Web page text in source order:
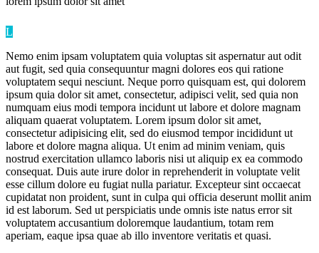
L
Nemo enim ipsam voluptatem quia voluptas sit aspernatur aut odit
aut fugit, sed quia consequuntur magni dolores eos qui ratione
voluptatem sequi nesciunt. Neque porro quisquam est, qui dolorem
ipsum quia dolor sit amet, consectetur, adipisci velit, sed quia non
numquam eius modi tempora incidunt ut labore et dolore magnam
aliquam quaerat voluptatem. Lorem ipsum dolor sit amet,
consectetur adipisicing elit, sed do eiusmod tempor incididunt ut
labore et dolore magna aliqua. Ut enim ad minim veniam, quis
nostrud exercitation ullamco laboris nisi ut aliquip ex ea commodo
consequat. Duis aute irure dolor in reprehenderit in voluptate velit
esse cillum dolore eu fugiat nulla pariatur. Excepteur sint occaecat
cupidatat non proident, sunt in culpa qui officia deserunt mollit anim
id est laborum. Sed ut perspiciatis unde omnis iste natus error sit
voluptatem accusantium doloremque laudantium, totam rem
aperiam, eaque ipsa quae ab illo inventore veritatis et quasi.